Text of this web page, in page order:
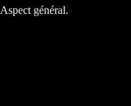
Aspect général.